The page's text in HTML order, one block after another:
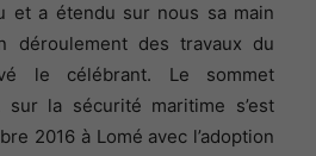
et a étendu sur nous sa main
déroulement des travaux du
le célébrant. Le sommet
sur la sécurité maritime s’est
2016 à Lomé avec l’adoption